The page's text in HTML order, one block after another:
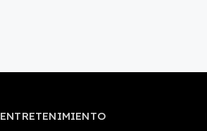
ENTRETENIMIENTO